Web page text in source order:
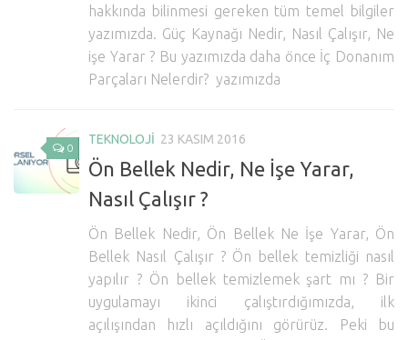
Hayattan Kesitler
Oto Haberler
Cilt-Güzellik
hakkında bilinmesi gereken tüm temel bilgiler
yazımızda. Güç Kaynağı Nedir, Nasıl Çalışır, Ne
işe Yarar ? Bu yazımızda daha önce İç Donanım
Parçaları Nelerdir? yazımızda
0
TEKNOLOJI 23 KASIM 2016
Ön Bellek Nedir, Ne İşe Yarar,
Nasıl Çalışır ?
Ön Bellek Nedir, Ön Bellek Ne İşe Yarar, Ön
Bellek Nasıl Çalışır ? Ön bellek temizliği nasıl
yapılır ? Ön bellek temizlemek şart mı ? Bir
uygulamayı ikinci çalıştırdığımızda, ilk
açılışından hızlı açıldığını görürüz. Peki bu